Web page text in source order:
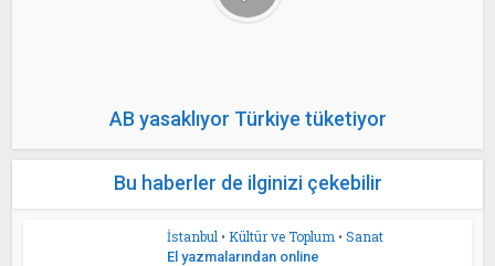
AB yasaklıyor Türkiye tüketiyor
Bu haberler de ilginizi çekebilir
İstanbul • Kültür ve Toplum • Sanat
El yazmalarından online